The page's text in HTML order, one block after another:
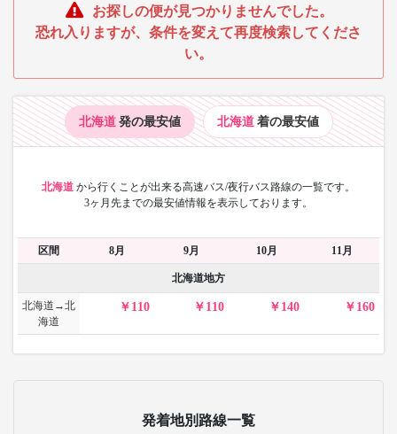
お探しの便が見つかりませんでした。
恐れ入りますが、条件を変えて再度検索してくださ
い。
北海道 発の最安値 北海道 着の最安値
北海道 から行くことが出来る高速バス/夜行バス路線の一覧です。
3ヶ月先までの最安値情報を表示しております。
区間 8月 9月 10月 11月
北海道地方
北海道→北
海道
110 110 140 160
発着地別路線一覧